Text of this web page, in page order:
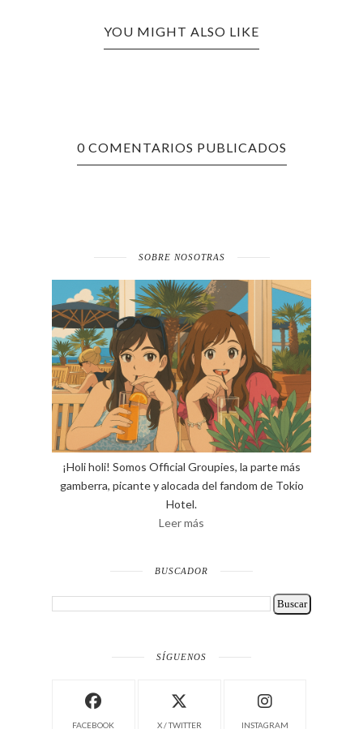
YOU MIGHT ALSO LIKE
0 COMENTARIOS PUBLICADOS
SOBRE NOSOTRAS
¡Holi holi! Somos Official Groupies, la parte más
gamberra, picante y alocada del fandom de Tokio
Hotel.
Leer más
BUSCADOR
SÍGUENOS
FACEBOOK X / TWITTER INSTAGRAM